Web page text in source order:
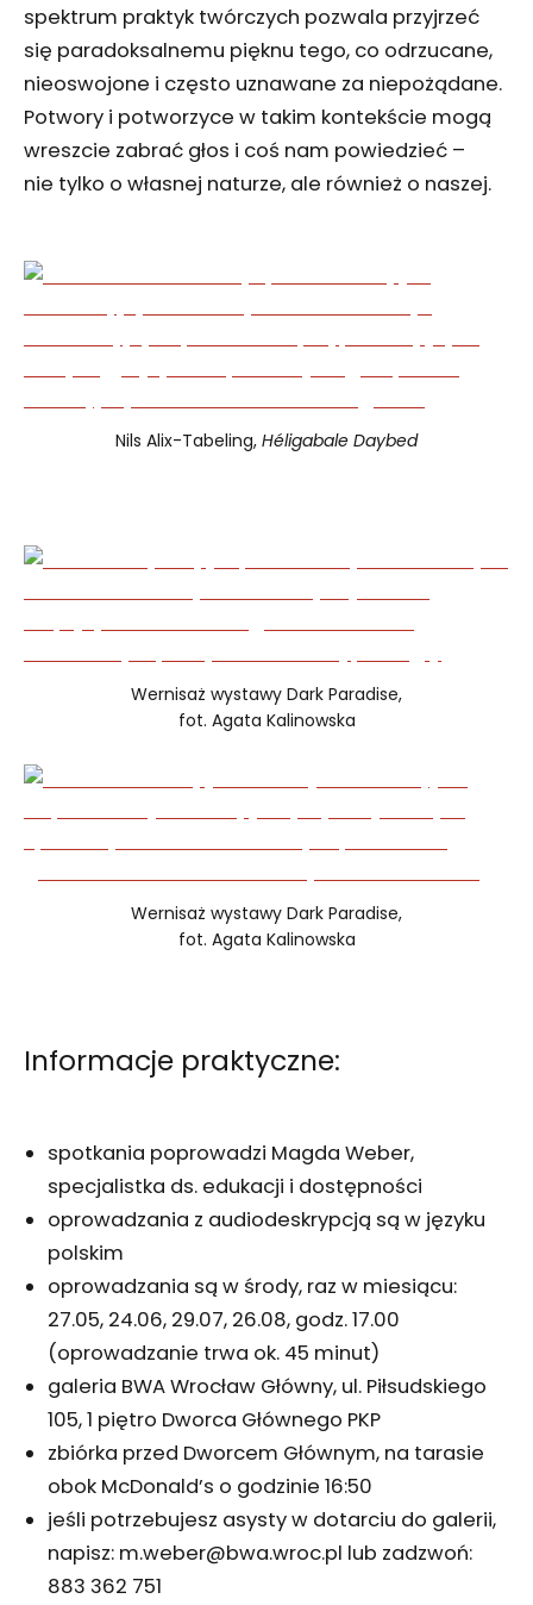
spektrum praktyk twórczych pozwala przyjrzeć
się paradoksalnemu pięknu tego, co odrzucane,
nieoswojone i często uznawane za niepożądane.
Potwory i potworzyce w takim kontekście mogą
wreszcie zabrać głos i coś nam powiedzieć –
nie tylko o własnej naturze, ale również o naszej.
Nils Alix-Tabeling, Héligabale Daybed
Wernisaż wystawy Dark Paradise,
fot. Agata Kalinowska
Wernisaż wystawy Dark Paradise,
fot. Agata Kalinowska
Informacje praktyczne:
spotkania poprowadzi Magda Weber,
specjalistka ds. edukacji i dostępności
oprowadzania z audiodeskrypcją są w języku
polskim
oprowadzania są w środy, raz w miesiącu:
27.05, 24.06, 29.07, 26.08, godz. 17.00
(oprowadzanie trwa ok. 45 minut)
galeria BWA Wrocław Główny, ul. Piłsudskiego
105, 1 piętro Dworca Głównego PKP
zbiórka przed Dworcem Głównym, na tarasie
obok McDonald’s o godzinie 16:50
jeśli potrzebujesz asysty w dotarciu do galerii,
napisz: m.weber@bwa.wroc.pl lub zadzwoń:
883 362 751